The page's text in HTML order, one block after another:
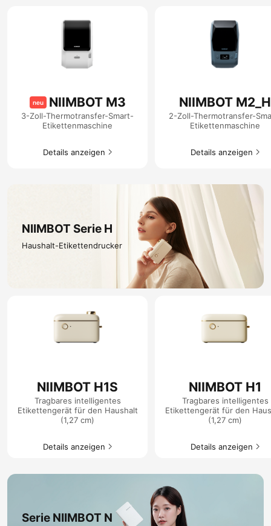
neu NIIMBOT M3
3-Zoll-Thermotransfer-Smart-
Etikettenmaschine
Details anzeigen​
NIIMBOT M2_H
2-Zoll-Thermotransfer-
Etikettenmaschine
Details anzeigen​
NIIMBOT Serie H
Haushalt-Etikettendrucker
NIIMBOT H1S
Tragbares intelligentes
Etikettengerät für den Haushalt
(1,27 cm)
Details anzeigen​
NIIMBOT H1
Tragbares intelligentes
Etikettengerät für den
(1,27 cm)
Details anzeigen​
Serie NIIMBOT N​